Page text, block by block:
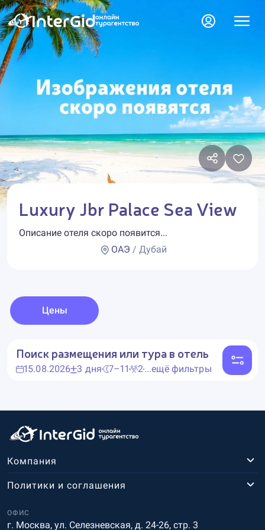
Luxury Jbr Palace Sea View
Описание отеля скоро появится...
ОАЭ / Дубай
Цены
Поиск размещения или тура в отель
15.08.2026 3 дня 7–11 2...ещё фильтры
Компания
ОФИС
г. Москва, ул. Селезневская, д. 24-26, стр. 3
Политики и соглашения